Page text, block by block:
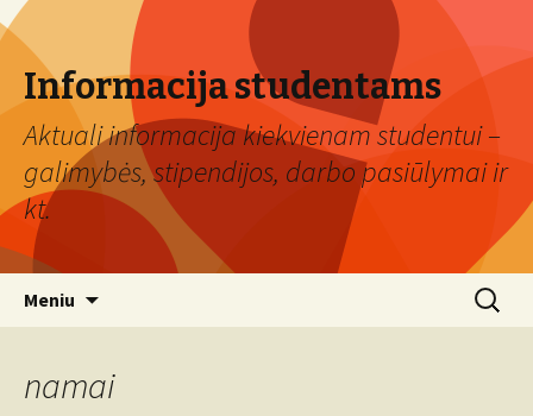
Informacija studentams
Aktuali informacija kiekvienam studentui –
galimybės, stipendijos, darbo pasiūlymai ir
kt.
Meniu Ieškoti:
namai